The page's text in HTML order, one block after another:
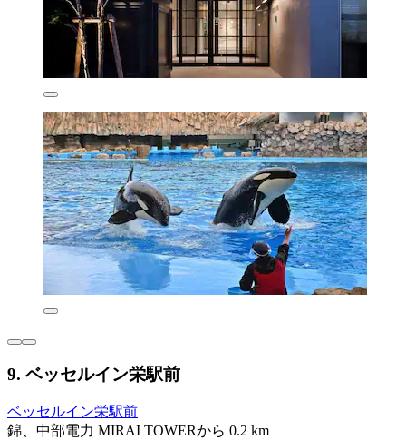
9. ベッセルイン栄駅前
ベッセルイン栄駅前
錦、中部電力 MIRAI TOWERから 0.2 km